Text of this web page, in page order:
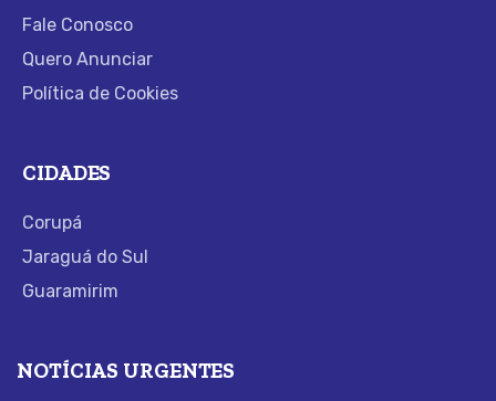
Fale Conosco
Quero Anunciar
Política de Cookies
CIDADES
Corupá
Jaraguá do Sul
Guaramirim
NOTÍCIAS URGENTES